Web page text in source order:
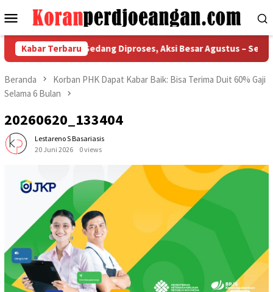
ke
Menu
Mobile
Kabar Terbaru
Buruh Sedang Diproses, Aksi Besar Agustus –
Beranda
Korban PHK Dapat Kabar Baik: Bisa Terima Duit 60% Gaji
Selama 6 Bulan
20260620_133404
Lestareno S Basariasis
20 Juni 2026
0 views